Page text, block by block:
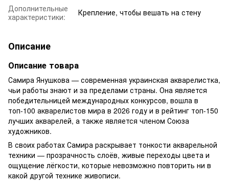
Дополнительные
характеристики:
Крепление, чтобы вешать на стену
Описание
Описание товара
Самира Янушкова — современная украинская акварелистка,
чьи работы знают и за пределами страны. Она является
победительницей международных конкурсов, вошла в
топ-100 акварелистов мира в 2026 году и в рейтинг топ-150
лучших акварелей, а также является членом Союза
художников.
В своих работах Самира раскрывает тонкости акварельной
техники — прозрачность слоёв, живые переходы цвета и
ощущение лёгкости, которые невозможно повторить ни в
какой другой технике живописи.